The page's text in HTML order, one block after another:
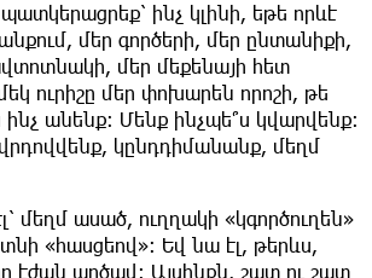
ինչ կլինի, եթե որևէ
մեր գործերի, մեր ընտանիքի,
մեր մեքենայի հետ
ուրիշը մեր փոխարեն որոշի, թե
անենք: Մենք ինչպե՞ս կվարվենք:
կընդդիմանանք, մեղմ
մեղմ ասած, ուղղակի «կգործուղեն»
«հասցեով»: Եվ նա էլ, թերևս,
էժան պրծավ: Այսինքն, շատ ու շատ